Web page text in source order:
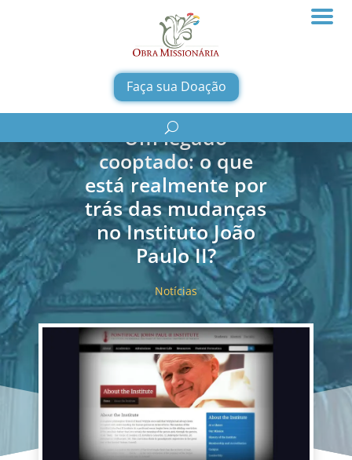
Faça sua Doação
Um legado
cooptado: o que
está realmente por
trás das mudanças
no Instituto João
Paulo II?
Notícias